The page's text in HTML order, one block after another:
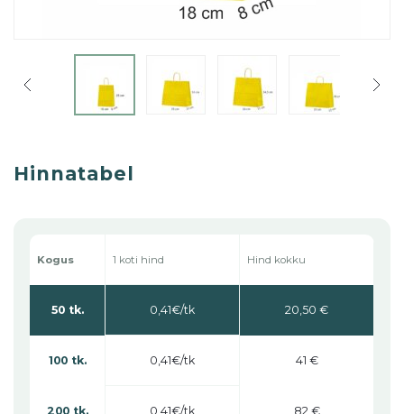
Hinnatabel
Kogus
50 tk.
100 tk.
200 tk.
1 koti hind
0,41
0,41
0,41
Hind kokku
20,50 €
41 €
82 €